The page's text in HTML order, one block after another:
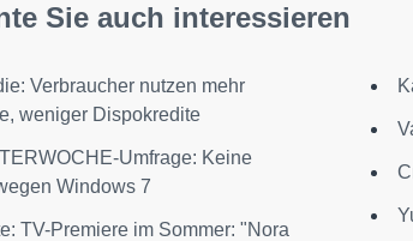
Sie auch interessieren
Verbraucher nutzen mehr
weniger Dispokredite
Umfrage: Keine
Windows 7
TV-Premiere im Sommer: "Nora